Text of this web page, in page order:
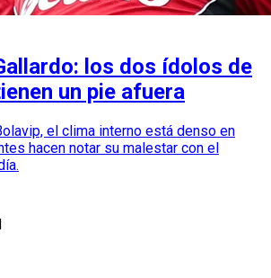
los dos ídolos de
un pie afuera
el clima interno está denso en
hacen notar su malestar con el